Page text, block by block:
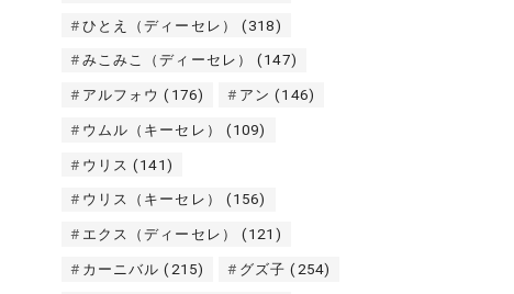
ひとえ（ディーセレ） (318)
みこみこ（ディーセレ） (147)
アルフォウ (176) アン (146)
ウムル（キーセレ） (109)
ウリス (141)
ウリス（キーセレ） (156)
エクス（ディーセレ） (121)
カーニバル (215) グズ子 (254)